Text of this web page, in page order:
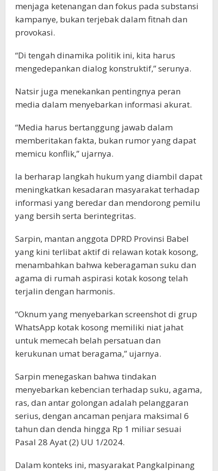
menjaga ketenangan dan fokus pada substansi
kampanye, bukan terjebak dalam fitnah dan
provokasi.
“Di tengah dinamika politik ini, kita harus
mengedepankan dialog konstruktif,” serunya.
Natsir juga menekankan pentingnya peran
media dalam menyebarkan informasi akurat.
“Media harus bertanggung jawab dalam
memberitakan fakta, bukan rumor yang dapat
memicu konflik,” ujarnya.
Ia berharap langkah hukum yang diambil dapat
meningkatkan kesadaran masyarakat terhadap
informasi yang beredar dan mendorong pemilu
yang bersih serta berintegritas.
Sarpin, mantan anggota DPRD Provinsi Babel
yang kini terlibat aktif di relawan kotak kosong,
menambahkan bahwa keberagaman suku dan
agama di rumah aspirasi kotak kosong telah
terjalin dengan harmonis.
“Oknum yang menyebarkan screenshot di grup
WhatsApp kotak kosong memiliki niat jahat
untuk memecah belah persatuan dan
kerukunan umat beragama,” ujarnya.
Sarpin menegaskan bahwa tindakan
menyebarkan kebencian terhadap suku, agama,
ras, dan antar golongan adalah pelanggaran
serius, dengan ancaman penjara maksimal 6
tahun dan denda hingga Rp 1 miliar sesuai
Pasal 28 Ayat (2) UU 1/2024.
Dalam konteks ini, masyarakat Pangkalpinang